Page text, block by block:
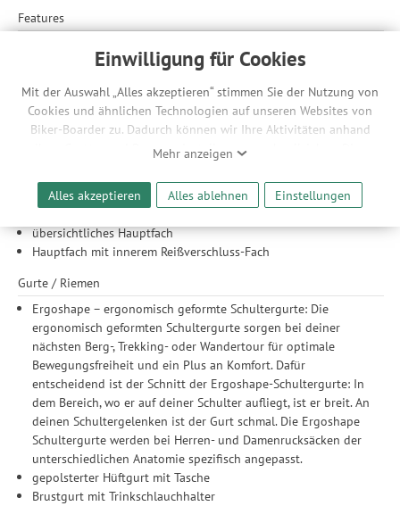
Einwilligung für Cookies
Mit der Auswahl „Alles akzeptieren“ stimmen Sie der Nutzung von
Cookies und ähnlichen Technologien auf unseren Websites von
Biker-Boarder zu. Dadurch können wir Ihre Aktivitäten anhand
Ihrer Geräte- und Browsereinstellungen nachvollziehen. Dies
Werbeanzeigen für Sie bereitzustellen sowie Funktionalitäten
unserer Website sicherzustellen und stetig zu verbessern. Dabei
werden Ihre Daten auch an Drittanbieter und Werbepartner
weitergegeben. Die Verarbeitung erfolgt ausschließlich zum
Zwecke der Einbindung von Streaming-Inhalten und der
Durchführung von statistischer Analyse, Reichweitenmessungen,
Produktempfehlungen und nutzungsbasierter Werbung.
Informationen zu den einzelnen Funktionen, den Drittanbietern
und der Speicherdauer finden Sie unter Einstellungen. Diese
Einwilligung ist freiwillig, für die Nutzung unserer Website nicht
erforderlich und gilt, bis sie widerrufen wird. Sie können Ihre
Einwilligung unter Einstellungen lediglich für bestimmte
Drittanbieter erteilen und jederzeit für die Zukunft widerrufen.
Mehr anzeigen
Alles akzeptieren Alles ablehnen Einstellungen
Features
Halter für Fahrradpumpe
Ausgang für Trinksystem
Blinklichthalter
reflektierende Elemente
Organizer in aufgesetzter Fronttasche
Netz-Seitentaschen
übersichtliches Hauptfach
Hauptfach mit innerem Reißverschluss-Fach
Gurte / Riemen
Ergoshape – ergonomisch geformte Schultergurte: Die
ergonomisch geformten Schultergurte sorgen bei deiner
nächsten Berg-, Trekking- oder Wandertour für optimale
Bewegungsfreiheit und ein Plus an Komfort. Dafür
entscheidend ist der Schnitt der Ergoshape-Schultergurte: In
dem Bereich, wo er auf deiner Schulter aufliegt, ist er breit. An
deinen Schultergelenken ist der Gurt schmal. Die Ergoshape
Schultergurte werden bei Herren- und Damenrucksäcken der
unterschiedlichen Anatomie spezifisch angepasst.
gepolsterter Hüftgurt mit Tasche
Brustgurt mit Trinkschlauchhalter